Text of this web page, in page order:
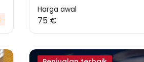
Harga awal
75 €